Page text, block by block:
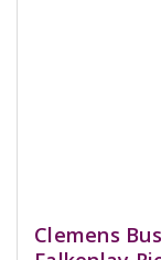
Clemens